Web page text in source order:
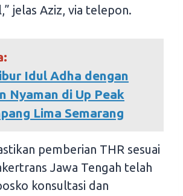
jelas Aziz, via telepon.
Idul Adha dengan
Nyaman di Up Peak
Lima Semarang
pemberian THR sesuai
Jawa Tengah telah
konsultasi dan